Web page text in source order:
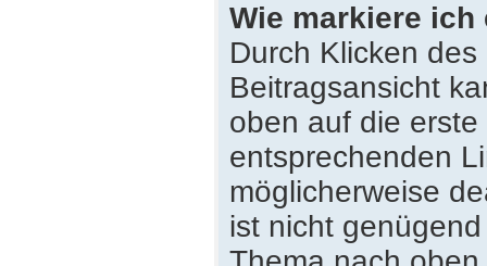
Wie markiere ich
Durch Klicken des
Beitragsansicht
oben auf die
entsprechenden
möglicherweise
ist nicht